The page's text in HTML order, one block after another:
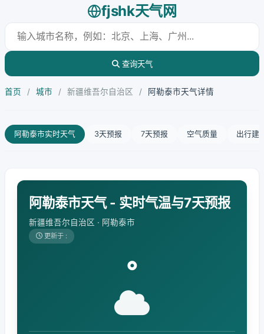
fjshk天气网
查询天气
首页 / 城市 / 新疆维吾尔自治区 / 阿勒泰市天气详情
阿勒泰市实时天气 3天预报 7天预报 空气质量 出行建
阿勒泰市天气 - 实时气温与7天预报
新疆维吾尔自治区 · 阿勒泰市
更新于 :
°